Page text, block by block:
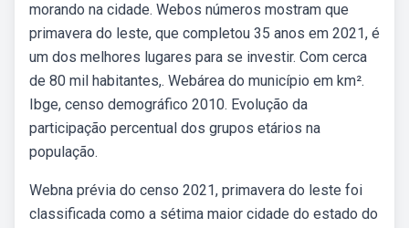
morando na cidade. Webos números mostram que
primavera do leste, que completou 35 anos em 2021, é
um dos melhores lugares para se investir. Com cerca
de 80 mil habitantes,. Webárea do município em km².
Ibge, censo demográfico 2010. Evolução da
participação percentual dos grupos etários na
população.
Webna prévia do censo 2021, primavera do leste foi
classificada como a sétima maior cidade do estado do